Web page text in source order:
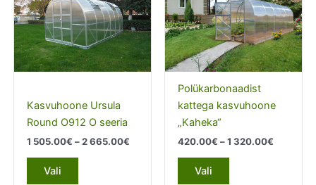
Kasvuhoone Ursula
Round O912 O seeria
1 505.00€ – 2 665.00€Price
Vali
This
Polükarbonaadist
kattega kasvuhoone
„Kaheka“
420.00€ – 1 320.00€Price
Vali
This